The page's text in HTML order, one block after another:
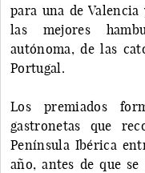
para una de
las mejores
autónoma, de las
Portugal.
Los premiados
gastronetas que
Península Ibérica
año, antes de que